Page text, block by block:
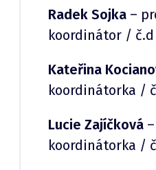
Radek Sojka –
koordinátor / č.d
Kateřina
koordinátorka /
Lucie Zajíčková
koordinátorka /